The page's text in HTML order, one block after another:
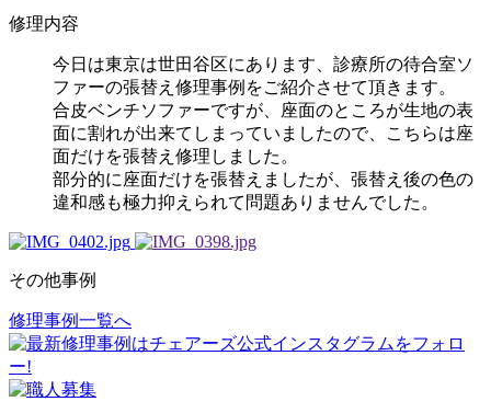
修理内容
今日は東京は世田谷区にあります、診療所の待合室ソ
ファーの張替え修理事例をご紹介させて頂きます。
合皮ベンチソファーですが、座面のところが生地の表
面に割れが出来てしまっていましたので、こちらは座
面だけを張替え修理しました。
部分的に座面だけを張替えましたが、張替え後の色の
違和感も極力抑えられて問題ありませんでした。
その他事例
投
稿
ナ
修理事例一覧へ